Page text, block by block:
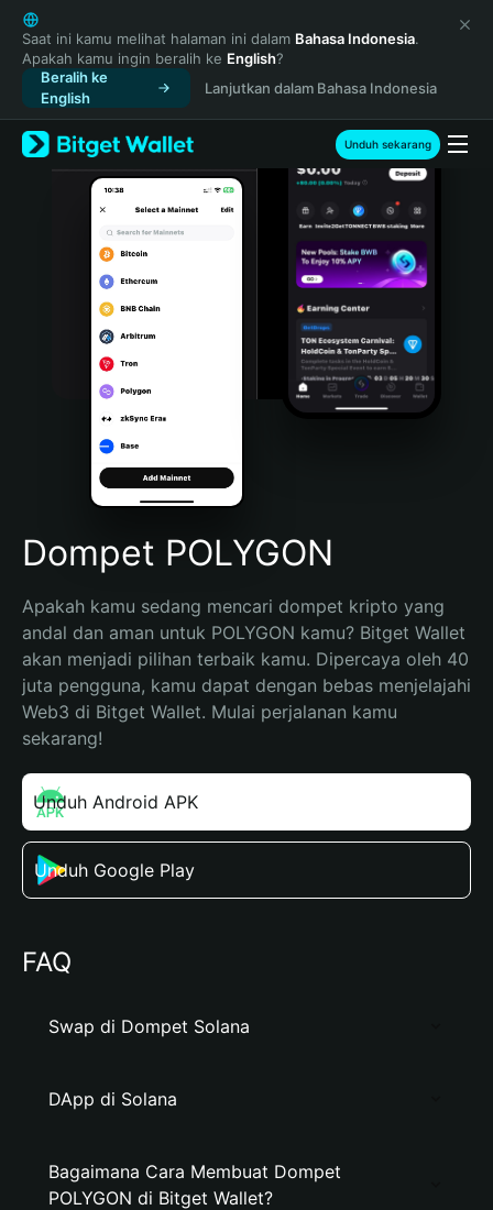
English
日本語
Tiếng Việt
Русский
Español (Latinoamérica)
Türkçe
Italiano
Português (Portugal)
Bahasa Indonesia
Português (Brasil)
Español (Argentina)
Saat ini kamu melihat halaman ini dalam Bahasa Indonesia.
Apakah kamu ingin beralih ke English?
Beralih ke
English
Lanjutkan dalam Bahasa Indonesia
Unduh sekarang
Dompet POLYGON
Apakah kamu sedang mencari dompet kripto yang
andal dan aman untuk POLYGON kamu? Bitget Wallet
akan menjadi pilihan terbaik kamu. Dipercaya oleh 40
juta pengguna, kamu dapat dengan bebas menjelajahi
Web3 di Bitget Wallet. Mulai perjalanan kamu
sekarang!
Unduh Android APK
Unduh Google Play
FAQ
Swap di Dompet Solana
DApp di Solana
Bagaimana Cara Membuat Dompet
POLYGON di Bitget Wallet?